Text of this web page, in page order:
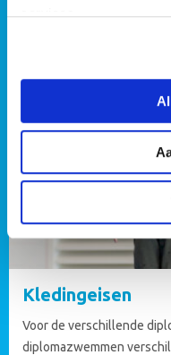
services.
Kledingeisen
Voor de verschillende
diplomazwemmen